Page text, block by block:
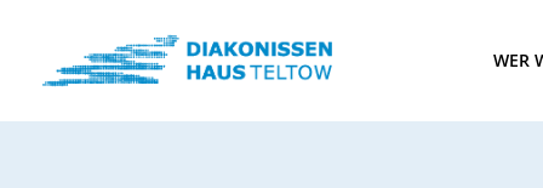
WER